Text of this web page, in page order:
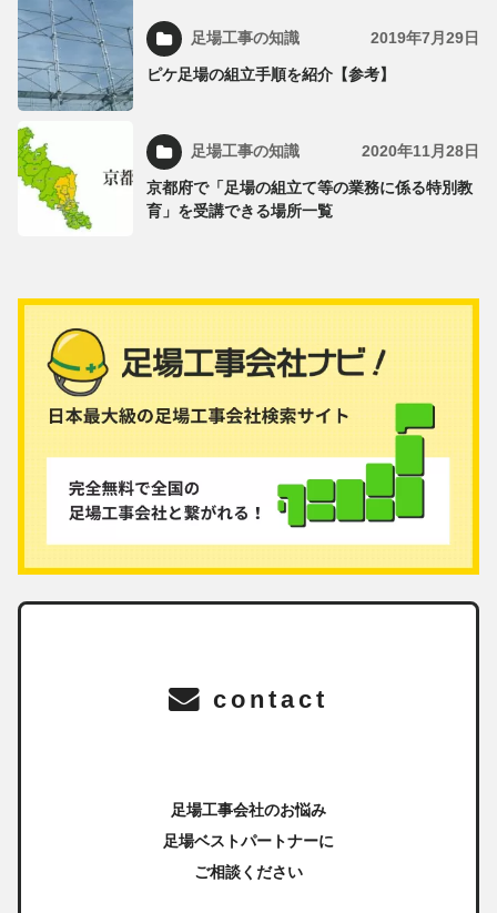
足場工事の知識 2019年7月29日
ピケ足場の組立手順を紹介【参考】
足場工事の知識 2020年11月28日
京都府で「足場の組立て等の業務に係る特別教
育」を受講できる場所一覧
contact
足場工事会社のお悩み
足場ベストパートナーに
ご相談ください